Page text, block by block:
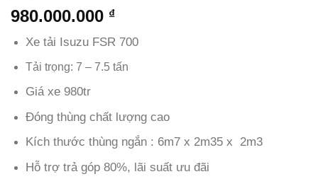
980.000.000 ₫
Xe tải Isuzu FSR 700
Tải trọng: 7 – 7.5 tấn
Giá xe 980tr
Đóng thùng chất lượng cao
Kích thước thùng ngắn : 6m7 x 2m35 x 2m3
Hỗ trợ trả góp 80%, lãi suất ưu đãi